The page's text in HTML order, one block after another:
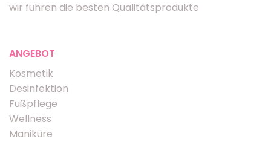
wir führen die besten Qualitätsprodukte
ANGEBOT
Kosmetik
Desinfektion
Fußpflege
Wellness
Maniküre